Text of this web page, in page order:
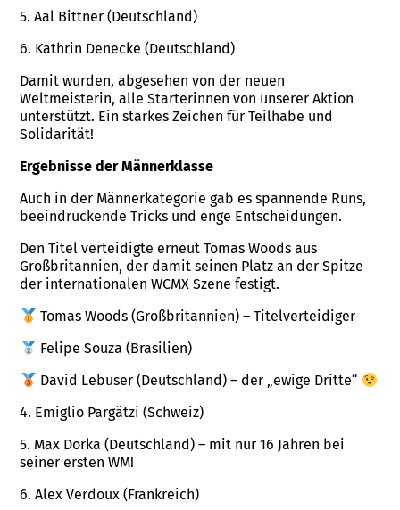
5. Aal Bittner (Deutschland)
6. Kathrin Denecke (Deutschland)
Damit wurden, abgesehen von der neuen
Weltmeisterin, alle Starterinnen von unserer Aktion
unterstützt. Ein starkes Zeichen für Teilhabe und
Solidarität!
Ergebnisse der Männerklasse
Auch in der Männerkategorie gab es spannende Runs,
beeindruckende Tricks und enge Entscheidungen.
Den Titel verteidigte erneut Tomas Woods aus
Großbritannien, der damit seinen Platz an der Spitze
der internationalen WCMX Szene festigt.
Tomas Woods (Großbritannien) – Titelverteidiger
Felipe Souza (Brasilien)
David Lebuser (Deutschland) – der „ewige Dritte“
4. Emiglio Pargätzi (Schweiz)
5. Max Dorka (Deutschland) – mit nur 16 Jahren bei
seiner ersten WM!
6. Alex Verdoux (Frankreich)